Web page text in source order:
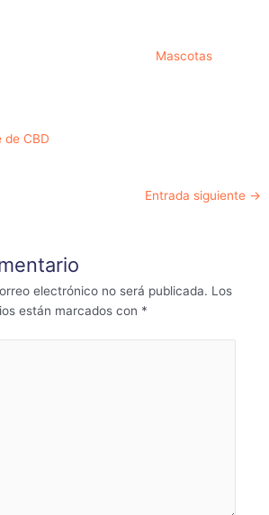
Mascotas
de CBD
Entrada siguiente →
electrónico no será publicada. Los
están marcados con *